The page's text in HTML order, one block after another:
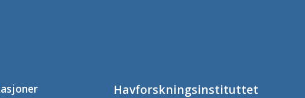
Havforskningsinstituttet